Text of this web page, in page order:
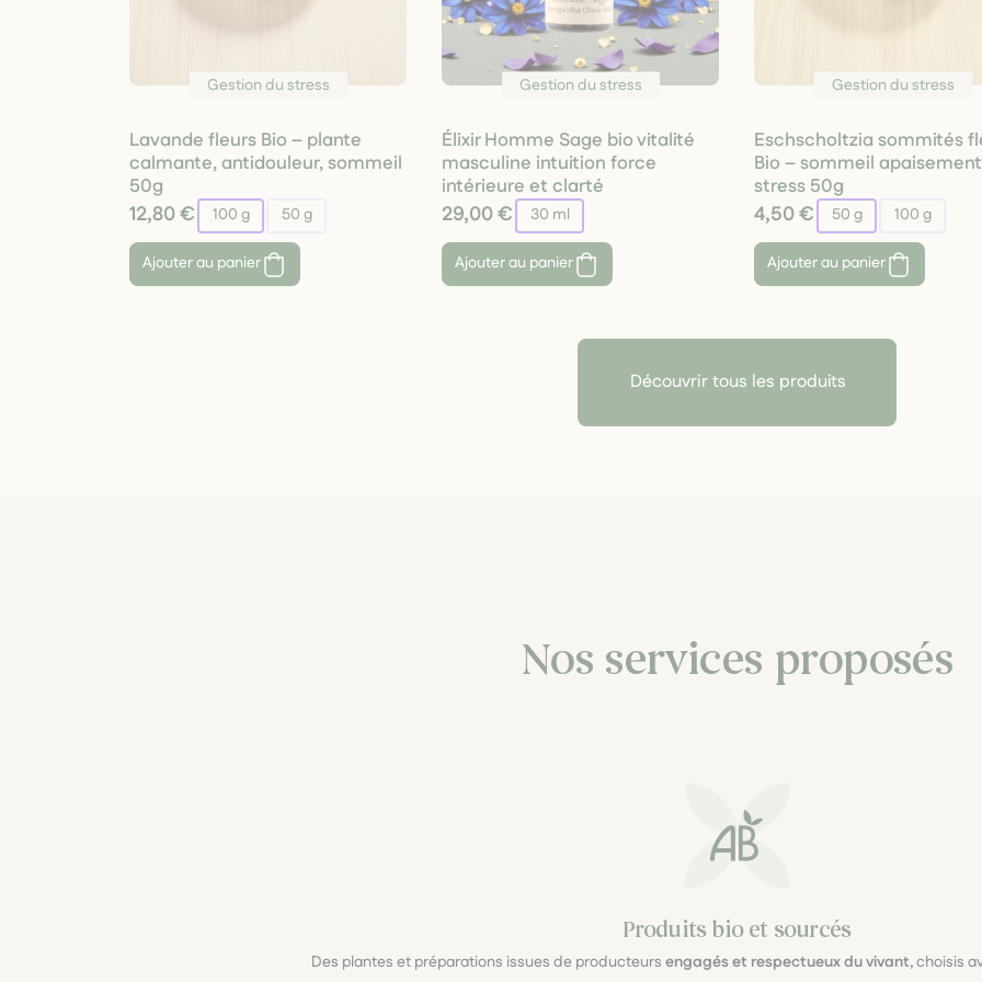
Gestion du stress
Lavande fleurs Bio – plante
calmante, antidouleur, sommeil
50g
12,80 € 100 g 50 g
Ajouter au panier
Gestion du stress
Élixir Homme Sage bio vitalité
masculine intuition force
intérieure et clarté
29,00 € 30 ml
Ajouter au panier
Gestion du stress
Eschscholtzia sommités
Bio – sommeil
stress 50g
4,50 € 50 g 100 g
Ajouter au panier
Découvrir tous les produits
Nos services proposés
Produits bio et sourcés
Des plantes et préparations issues de producteurs engagés et respectueux du vivant, choisis